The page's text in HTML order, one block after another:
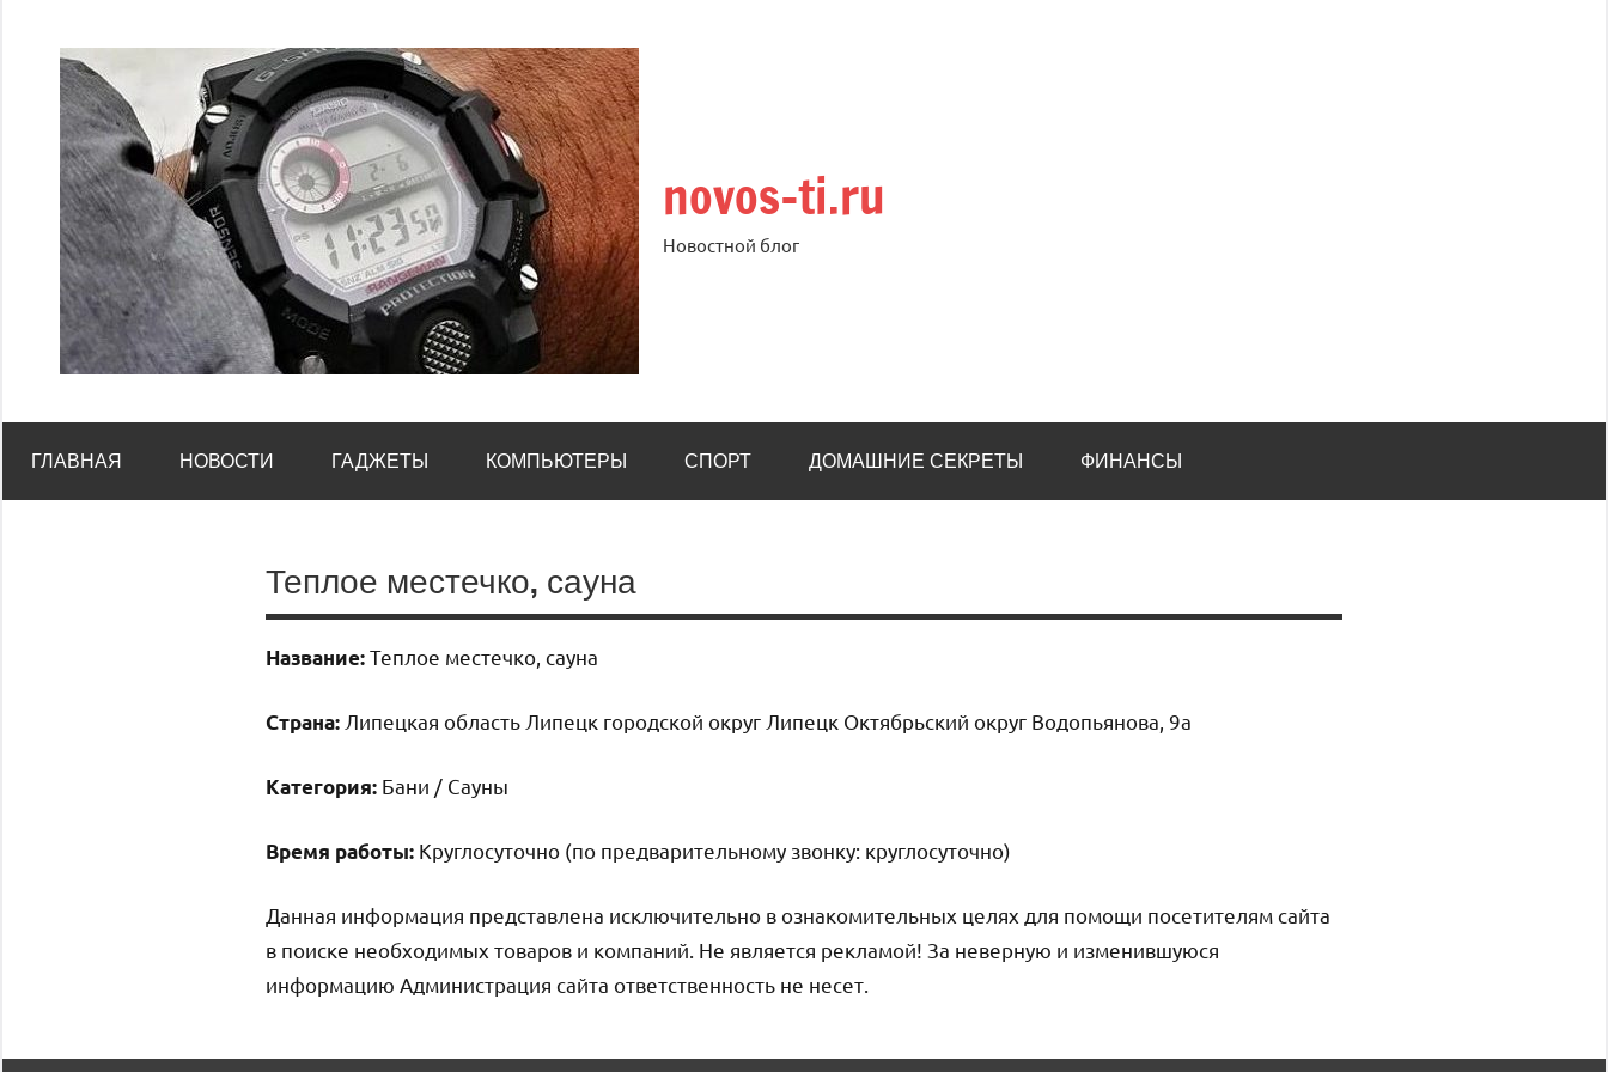
содержимому
novos-ti.ru
Новостной блог
ГЛАВНАЯ НОВОСТИ ГАДЖЕТЫ КОМПЬЮТЕРЫ СПОРТ ДОМАШНИЕ СЕКРЕТЫ ФИНАНСЫ
Теплое местечко, сауна
Название:Теплое местечко, сауна
Страна: Липецкая область Липецк городской округ Липецк Октябрьский округ Водопьянова, 9а
Категория: Бани / Сауны
Время работы: Круглосуточно (по предварительному звонку: круглосуточно)
Данная информация представлена исключительно в ознакомительных целях для помощи посетителям сайта
в поиске необходимых товаров и компаний. Не является рекламой! За неверную и изменившуюся
информацию Администрация сайта ответственность не несет.